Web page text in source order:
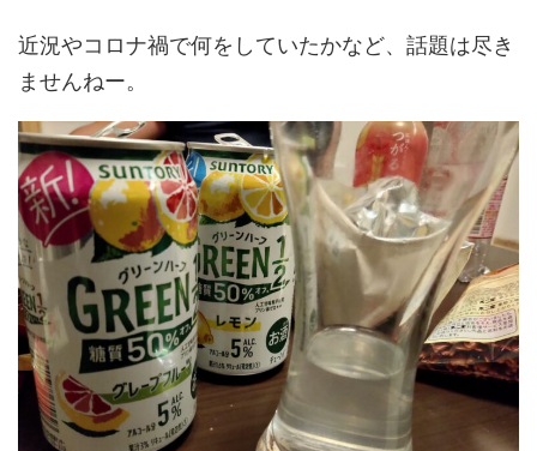
近況やコロナ禍で何をしていたかなど、話題は尽き
ませんねー。